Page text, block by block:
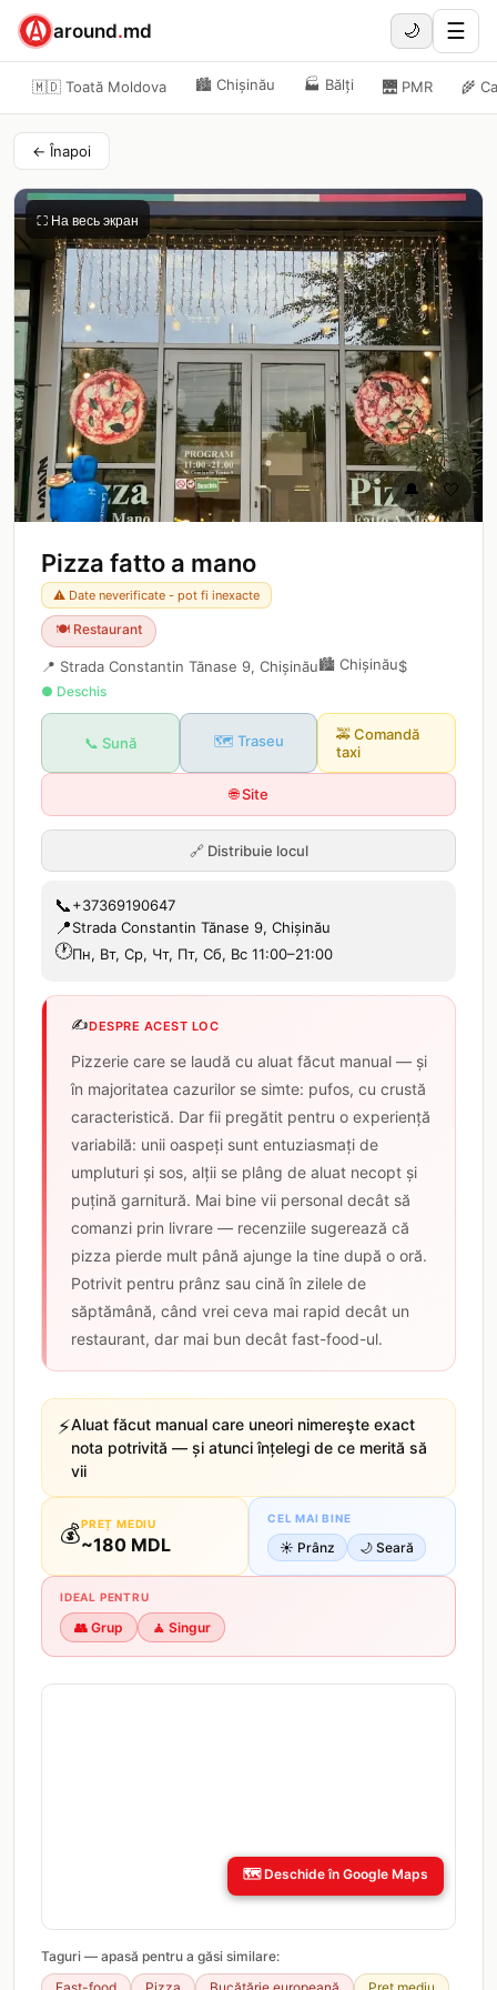
around.md 🌙 ☰
🇲🇩 Toată Moldova 🏙️ Chișinău 🏭 Bălți 🌉 PMR 🌾
← Înapoi
⛶ На весь экран
🔔 🤍
Pizza fatto a mano
⚠️ Date neverificate - pot fi inexacte
🍽️ Restaurant
📍 Strada Constantin Tănase 9, Chișinău🏙️ Chișinău$
● Deschis
📞 Sună 🗺️ Traseu 🚕Comandă
taxi
🌐 Site
🔗 Distribuie locul
📞+37369190647
📍Strada Constantin Tănase 9, Chișinău
🕐Пн, Вт, Ср, Чт, Пт, Сб, Вс 11:00–21:00
✍️DESPRE ACEST LOC
Pizzerie care se laudă cu aluat făcut manual — și
în majoritatea cazurilor se simte: pufos, cu crustă
caracteristică. Dar fii pregătit pentru o experiență
variabilă: unii oaspeți sunt entuziasmați de
umpluturi și sos, alții se plâng de aluat necopt și
puțină garnitură. Mai bine vii personal decât să
comanzi prin livrare — recenziile sugerează că
pizza pierde mult până ajunge la tine după o oră.
Potrivit pentru prânz sau cină în zilele de
săptămână, când vrei ceva mai rapid decât un
restaurant, dar mai bun decât fast-food-ul.
⚡Aluat făcut manual care uneori nimereşte exact
nota potrivită — și atunci înțelegi de ce merită să
vii
💰PREȚ MEDIU
~180 MDL
CEL MAI BINE
☀️ Prânz 🌙 Seară
IDEAL PENTRU
👥 Grup 🧘 Singur
🗺️Deschide în Google Maps
Taguri — apasă pentru a găsi similare: